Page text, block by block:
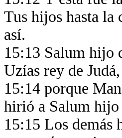
Tus hijos hasta la
así.
15:13 Salum hijo
Uzías rey de
15:14 porque
hirió a Salum hijo
15:15 Los demás